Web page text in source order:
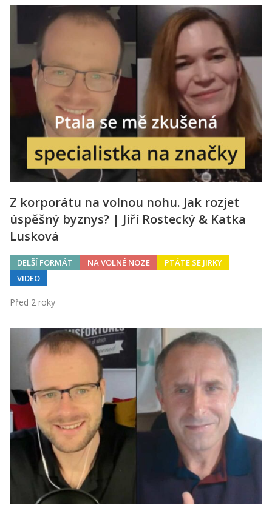
Z korporátu na volnou nohu. Jak rozjet
úspěšný byznys? | Jiří Rostecký & Katka
Lusková
DELŠÍ FORMÁT NA VOLNÉ NOZE
PTÁTE SE JIRKY
VIDEO
Před 2 roky